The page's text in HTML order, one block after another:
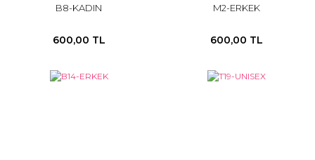
B8-KADIN
600,00 TL
M2-ERKEK
600,00 TL